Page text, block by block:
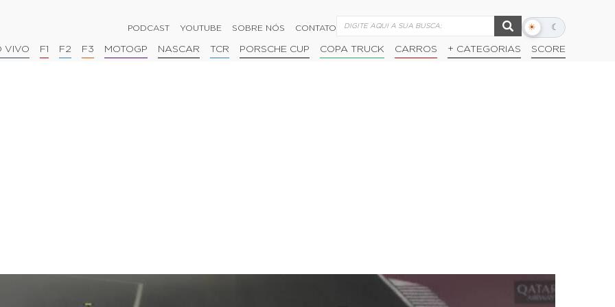
PODCAST YOUTUBE SOBRE NÓS CONTATO ☀ ☾
Alternar
escuro
VIVO F1 F2 F3 MOTOGP NASCAR TCR PORSCHE CUP COPA TRUCK CARROS + CATEGORIAS SCORE